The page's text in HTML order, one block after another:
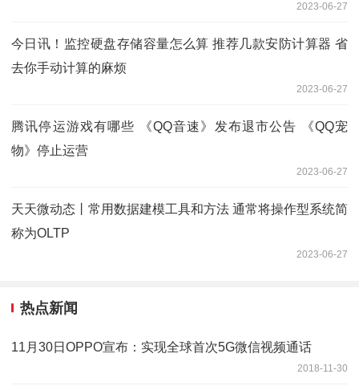
2023-06-27
今日讯！监控硬盘存储容量怎么算 推荐几款安防计算器 省
去你手动计算的麻烦
2023-06-27
腾讯停运游戏有哪些 《QQ音速》发布退市公告 《QQ宠
物》停止运营
2023-06-27
天天微动态丨常用数据建模工具和方法 通常将操作型系统简
称为OLTP
2023-06-27
热点新闻
11月30日OPPO宣布：实现全球首次5G微信视频通话
2018-11-30